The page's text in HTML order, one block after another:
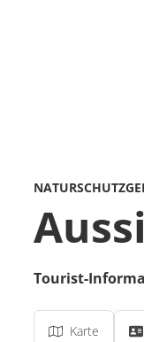
Tourist-
Karte